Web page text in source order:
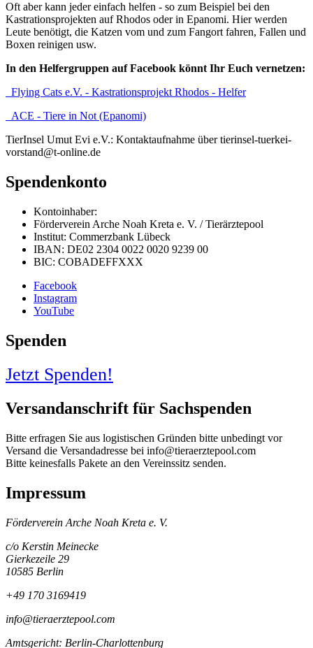
Oft aber kann jeder einfach helfen - so zum Beispiel bei den
Kastrationsprojekten auf Rhodos oder in Epanomi. Hier werden
Leute benötigt, die Katzen vom und zum Fangort fahren, Fallen und
Boxen reinigen usw.
In den Helfergruppen auf Facebook könnt Ihr Euch vernetzen:
Flying Cats e.V. - Kastrationsprojekt Rhodos - Helfer
ACE - Tiere in Not (Epanomi)
TierInsel Umut Evi e.V.: Kontaktaufnahme über tierinsel-tuerkei-
vorstand@t-online.de
Spendenkonto
Kontoinhaber:
Förderverein Arche Noah Kreta e. V. / Tierärztepool
Institut: Commerzbank Lübeck
IBAN: DE02 2304 0022 0020 9239 00
BIC: COBADEFFXXX
Facebook
Instagram
YouTube
Spenden
Jetzt Spenden!
Versandanschrift für Sachspenden
Bitte erfragen Sie aus logistischen Gründen bitte unbedingt vor
Versand die Versandadresse bei info@tieraerztepool.com
Bitte keinesfalls Pakete an den Vereinssitz senden.
Impressum
Förderverein Arche Noah Kreta e. V.
c/o Kerstin Meinecke
Gierkezeile 29
10585 Berlin
+49 170 3169419
info@tieraerztepool.com
Amtsgericht: Berlin-Charlottenburg